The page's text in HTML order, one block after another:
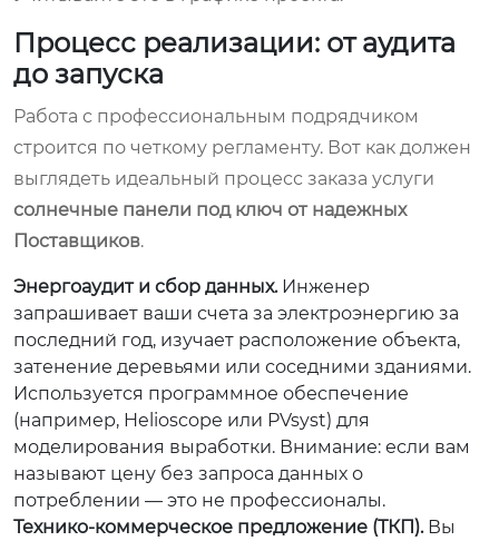
Процесс реализации: от аудита
до запуска
Работа с профессиональным подрядчиком
строится по четкому регламенту. Вот как должен
выглядеть идеальный процесс заказа услуги
солнечные панели под ключ от надежных
Поставщиков.
Энергоаудит и сбор данных.Инженер
запрашивает ваши счета за электроэнергию за
последний год, изучает расположение объекта,
затенение деревьями или соседними зданиями.
Используется программное обеспечение
(например, Helioscope или PVsyst) для
моделирования выработки. Внимание: если вам
называют цену без запроса данных о
потреблении — это не профессионалы.
Технико-коммерческое предложение (ТКП).Вы